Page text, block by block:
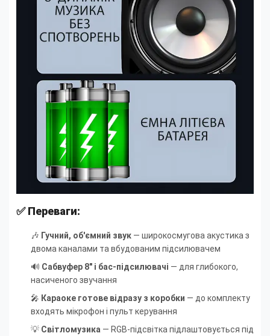
✅ Переваги:
🎶 Гучний, об'ємний звук — широкосмугова акустика з
двома каналами та вбудованим підсилювачем
🔊 Сабвуфер 8" і бас-підсилювачі — для глибокого,
насиченого звучання
🎤 Караоке готове відразу з коробки — до комплекту
входять мікрофон і пульт керування
💡 Світломузика — RGB-підсвітка підлаштовується під